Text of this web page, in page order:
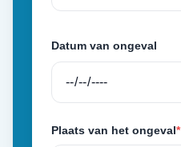
Datum van ongeval
Plaats van het ongeval*